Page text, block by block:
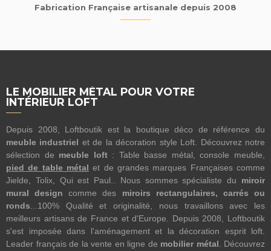
Fabrication Française artisanale depuis 2008
LE MOBILIER MÉTAL POUR VOTRE
INTÉRIEUR LOFT
Depuis 2008, Loftboutik est la boutique déco de référence du
meuble industriel et de la décoration style Loft. Découvrez notre
sélection de meuble loft: Table basse métal, console meuble,
pied de table métal et de grandes marques Françaises comme
Jielde, Tolix, Qui est Paul.. Nous sommes spécialiste du miroir
mural design comme des miroirs rectangulaires, carrés ou
ronds ...100% Qualité et originalité, nous travaillons avec les
meilleurs artisans de France et d'Europe. Depuis 2008, Loftboutik
s'est imposée dans l'aménagement et la décoration esprit loft.
Leader français de la vente en ligne de mobilier métal . Découvrez